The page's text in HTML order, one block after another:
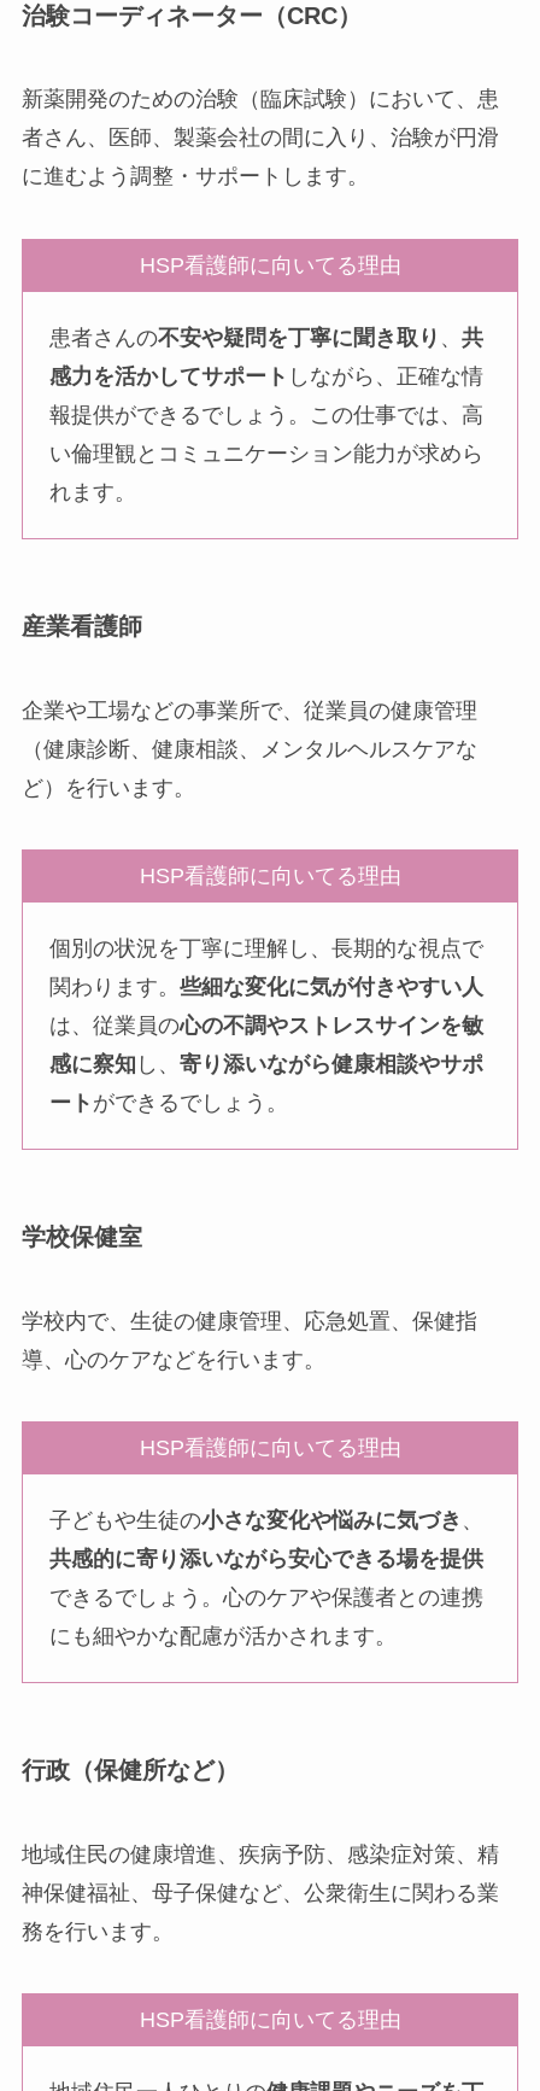
治験コーディネーター（CRC）
新薬開発のための治験（臨床試験）において、患
者さん、医師、製薬会社の間に入り、治験が円滑
に進むよう調整・サポートします。
HSP看護師に向いてる理由
患者さんの不安や疑問を丁寧に聞き取り 、共
感力を活かしてサポート しながら、正確な情
報提供ができるでしょう。この仕事では、高
い倫理観とコミュニケーション能力が求めら
れます。
産業看護師
企業や工場などの事業所で、従業員の健康管理
（健康診断、健康相談、メンタルヘルスケアな
ど）を行います。
HSP看護師に向いてる理由
個別の状況を丁寧に理解し、長期的な視点で
関わります。些細な変化に気が付きやすい人
は、従業員の心の不調やストレスサインを敏
感に察知 し、寄り添いながら健康相談やサポ
ート ができるでしょう。
学校保健室
学校内で、生徒の健康管理、応急処置、保健指
導、心のケアなどを行います。
HSP看護師に向いてる理由
子どもや生徒の小さな変化や悩みに気づき 、
共感的に寄り添いながら安心できる場を提供
できるでしょう。心のケアや保護者との連携
にも細やかな配慮が活かされます。
行政（保健所など）
地域住民の健康増進、疾病予防、感染症対策、精
神保健福祉、母子保健など、公衆衛生に関わる業
務を行います。
HSP看護師に向いてる理由